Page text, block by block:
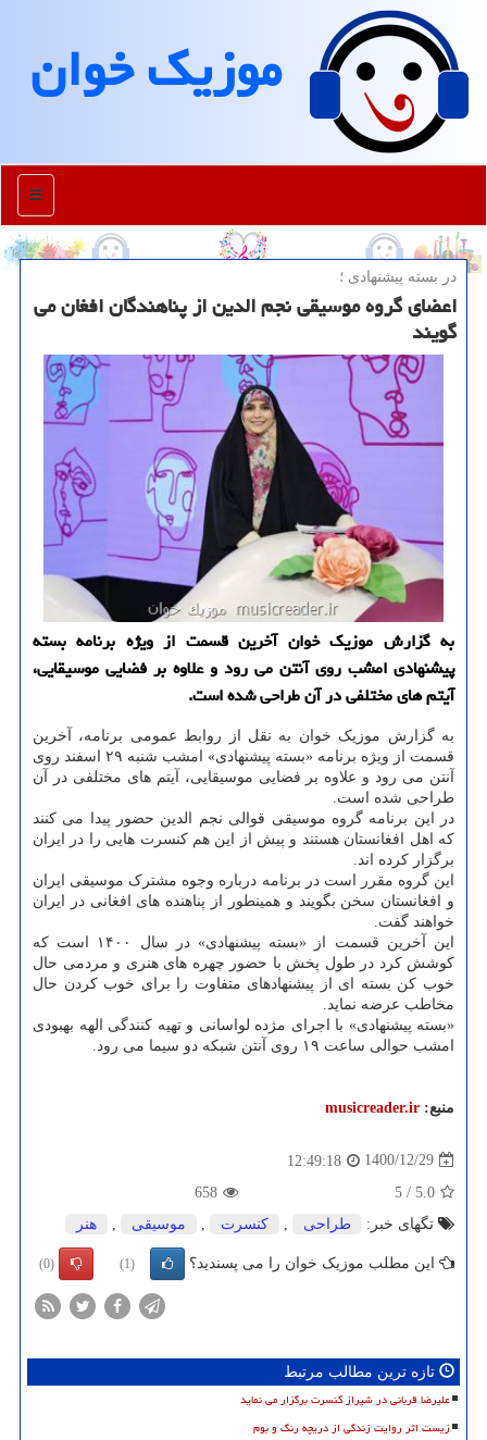
موزیك خوان
منو
در بسته پیشنهادی ؛
اعضای گروه موسیقی نجم الدین از پناهندگان افغان می
گویند
به گزارش موزیک خوان آخرین قسمت از ویژه برنامه بسته
پیشنهادی امشب روی آنتن می رود و علاوه بر فضایی موسیقایی،
آیتم های مختلفی در آن طراحی شده است.
به گزارش موزیک خوان به نقل از روابط عمومی برنامه، آخرین
قسمت از ویژه برنامه «بسته پیشنهادی» امشب شنبه ۲۹ اسفند روی
آنتن می رود و علاوه بر فضایی موسیقایی، آیتم های مختلفی در آن
طراحی شده است.
در این برنامه گروه موسیقی قوالی نجم الدین حضور پیدا می کنند
که اهل افغانستان هستند و پیش از این هم کنسرت هایی را در ایران
برگزار کرده اند.
این گروه مقرر است در برنامه درباره وجوه مشترک موسیقی ایران
و افغانستان سخن بگویند و همینطور از پناهنده های افغانی در ایران
خواهند گفت.
این آخرین قسمت از «بسته پیشنهادی» در سال ۱۴۰۰ است که
کوشش کرد در طول پخش با حضور چهره های هنری و مردمی حال
خوب کن بسته ای از پیشنهادهای متفاوت را برای خوب کردن حال
مخاطب عرضه نماید.
«بسته پیشنهادی» با اجرای مژده لواسانی و تهیه کنندگی الهه بهبودی
امشب حوالی ساعت ۱۹ روی آنتن شبکه دو سیما می رود.
منبع: musicreader.ir
1400/12/29
12:49:18
5.0
/
5
658
تگهای خبر:
طراحی كنسرت موسیقی هنر
این مطلب موزیک خوان را می پسندید؟ (1)
(0)
تازه ترین مطالب مرتبط
علیرضا قربانی در شیراز کنسرت برگزار می نماید
زیست اثر روایت زندگی از دریچه رنگ و بوم